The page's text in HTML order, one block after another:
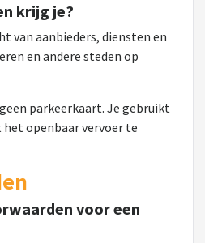
krijg je?
van aanbieders, diensten en
en andere steden op
geen parkeerkaart. Je gebruikt
openbaar vervoer te
voor een